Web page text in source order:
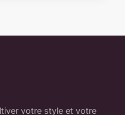
votre style et votre